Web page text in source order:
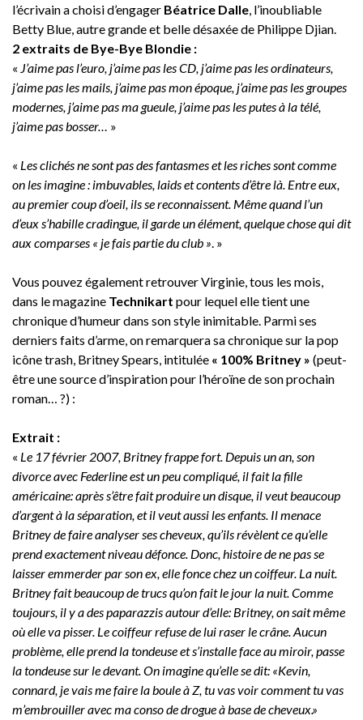
l’écrivain a choisi d’engager Béatrice Dalle , l’inoubliable
Betty Blue, autre grande et belle désaxée de Philippe Djian.
2 extraits de Bye-Bye Blondie :
« J’aime pas l’euro, j’aime pas les CD, j’aime pas les ordinateurs,
j’aime pas les mails, j’aime pas mon époque, j’aime pas les groupes
modernes, j’aime pas ma gueule, j’aime pas les putes à la télé,
j’aime pas bosser…
»
« Les clichés ne sont pas des fantasmes et les riches sont comme
on les imagine : imbuvables, laids et contents d’être là. Entre eux,
au premier coup d’oeil, ils se reconnaissent. Même quand l’un
d’eux s’habille cradingue, il garde un élément, quelque chose qui dit
aux comparses « je fais partie du club » . »
Vous pouvez également retrouver Virginie, tous les mois,
dans le magazine Technikart pour lequel elle tient une
chronique d’humeur dans son style inimitable. Parmi ses
derniers faits d’arme, on remarquera sa chronique sur la pop
icône trash, Britney Spears, intitulée « 100% Britney » (peut-
être une source d’inspiration pour l’héroïne de son prochain
roman… ?) :
Extrait :
« Le 17 février 2007, Britney frappe fort. Depuis un an, son
divorce avec Federline est un peu compliqué, il fait la fille
américaine: après s’être fait produire un disque, il veut beaucoup
d’argent à la séparation, et il veut aussi les enfants. Il menace
Britney de faire analyser ses cheveux, qu’ils révèlent ce qu’elle
prend exactement niveau défonce. Donc, histoire de ne pas se
laisser emmerder par son ex, elle fonce chez un coiffeur. La nuit.
Britney fait beaucoup de trucs qu’on fait le jour la nuit. Comme
toujours, il y a des paparazzis autour d’elle: Britney, on sait même
où elle va pisser. Le coiffeur refuse de lui raser le crâne. Aucun
problème, elle prend la tondeuse et s’installe face au miroir, passe
la tondeuse sur le devant. On imagine qu’elle se dit: «Kevin,
connard, je vais me faire la boule à Z, tu vas voir comment tu vas
m’embrouiller avec ma conso de drogue à base de cheveux.»